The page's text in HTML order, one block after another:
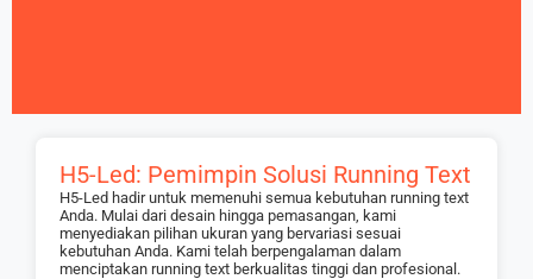
H5-Led: Pemimpin Solusi Running Text
H5-Led hadir untuk memenuhi semua kebutuhan running text
Anda. Mulai dari desain hingga pemasangan, kami
menyediakan pilihan ukuran yang bervariasi sesuai
kebutuhan Anda. Kami telah berpengalaman dalam
menciptakan running text berkualitas tinggi dan profesional.